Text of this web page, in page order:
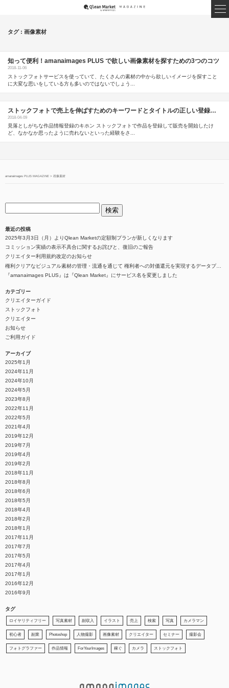
タグ : 画像素材
知って便利！amanaimages PLUS で欲しい画像素材を探すための3つのコツ
2018-11-06
ストックフォトサービスを使っていて、たくさんの素材の中から欲しいイメージを探すこと
に大変な思いをしている方も多いのではないでしょう...
ストックフォトで売上を伸ばすためのキーワードとタイトルの正しい登録方法
2018-04-09
見落としがちな作品情報登録のキホン ストックフォトで作品を登録して販売を開始したけ
ど、なかなか思ったように売れないといった経験をさ...
amanaimages PLUS MAGAZINE > 画像素材
最近の投稿
2025年3月3日（月）よりQlean Marketの定額制プランが新しくなります
コミッション実績の表示不具合に関するお詫びと、復旧のご報告
クリエイター利用規約改定のお知らせ
権利クリアなビジュアル素材の管理・流通を通じて 権利者への対価還元を実現するデータプラットフォーム『Qlean（キュリン）』を整備
『amanaimages PLUS』は『Qlean Market』にサービス名を変更しました
カテゴリー
クリエイターガイド
ストックフォト
クリエイター
お知らせ
ご利用ガイド
アーカイブ
2025年1月
2024年11月
2024年10月
2024年5月
2023年8月
2022年11月
2022年5月
2021年4月
2019年12月
2019年7月
2019年4月
2019年2月
2018年11月
2018年8月
2018年6月
2018年5月
2018年4月
2018年2月
2018年1月
2017年11月
2017年7月
2017年5月
2017年4月
2017年1月
2016年12月
2016年9月
タグ
ロイヤリティフリー 写真素材 副収入 イラスト 売上 検索 写真 カメラマン
初心者 副業 Photoshop 人物撮影 画像素材 クリエイター セミナー 撮影会
フォトグラファー 作品情報 ForYourImages 稼ぐ カメラ ストックフォト